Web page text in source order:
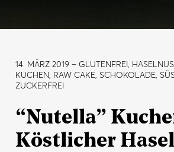
14. MÄRZ 2019– GLUTENFREI,
KUCHEN, RAW CAKE, SCHOKOLADE,
UCKERFREI
“Nutella”
Köstlicher